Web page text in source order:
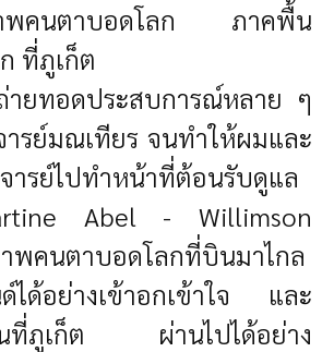
พคนตาบอดโลก ภาคพื้น
ที่ภูเก็ต
ายทอดประสบการณ์หลาย ๆ
ารย์มณเทียร จนทำให้ผมและ
ารย์ไปทำหน้าที่ต้อนรับดูแล
Abel - Willimson
พคนตาบอดโลกที่บินมาไกล
ได้อย่างเข้าอกเข้าใจ และ
ที่ภูเก็ต ผ่านไปได้อย่าง